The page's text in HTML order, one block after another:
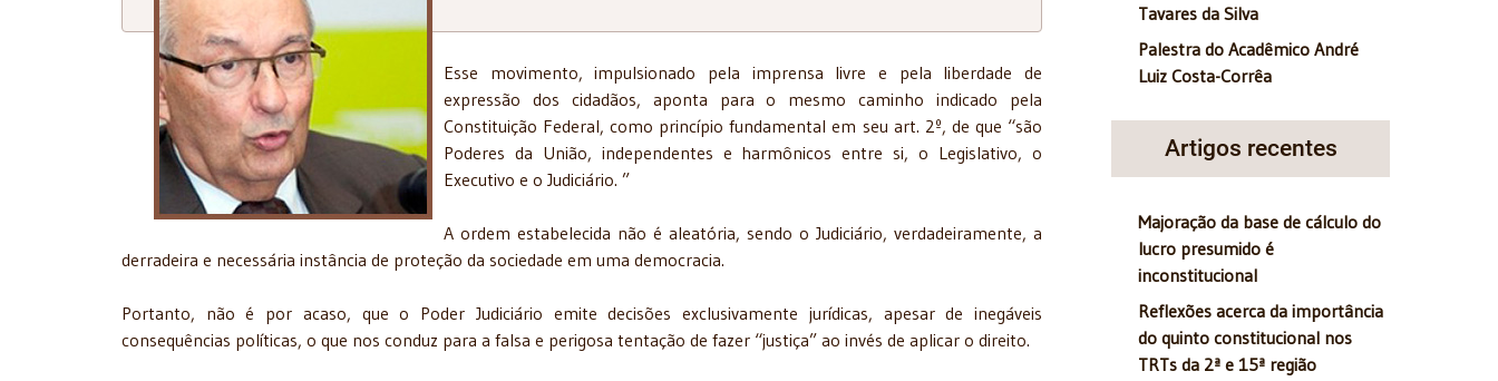
Esse movimento, impulsionado pela imprensa livre e pela liberdade de
expressão dos cidadãos, aponta para o mesmo caminho indicado pela
Constituição Federal, como princípio fundamental em seu art. 2º, de que “são
Poderes da União, independentes e harmônicos entre si, o Legislativo, o
Executivo e o Judiciário. ”
A ordem estabelecida não é aleatória, sendo o Judiciário, verdadeiramente, a
derradeira e necessária instância de proteção da sociedade em uma democracia.
Portanto, não é por acaso, que o Poder Judiciário emite decisões exclusivamente jurídicas, apesar de inegáveis
consequências políticas, o que nos conduz para a falsa e perigosa tentação de fazer “justiça” ao invés de aplicar o direito.
Tavares da Silva
Palestra do Acadêmico André
Luiz Costa-Corrêa
Artigos recentes
Majoração da base de cálculo do
lucro presumido é
inconstitucional
Reflexões acerca da importância
do quinto constitucional nos
TRTs da 2ª e 15ª região